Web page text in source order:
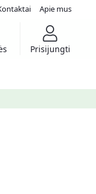
Apie mus
Prisijungti